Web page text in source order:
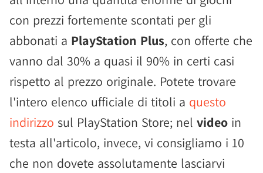
con prezzi fortemente scontati per gli
abbonati a PlayStation Plus, con offerte che
vanno dal 30% a quasi il 90% in certi casi
rispetto al prezzo originale. Potete trovare
l'intero elenco ufficiale di titoli a questo
indirizzo sul PlayStation Store; nel video in
testa all'articolo, invece, vi consigliamo i 10
che non dovete assolutamente lasciarvi